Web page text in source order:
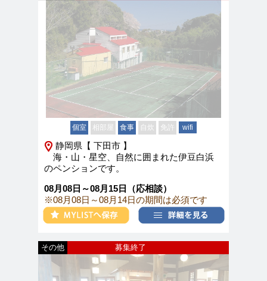
個室 相部屋 食事 自炊 免許 wifi
静岡県【 下田市 】
海・山・星空、自然に囲まれた伊豆白浜
のペンションです。
08月08日～08月15日（応相談）
※08月08日～08月14日の期間は必須です
募集終了
その他